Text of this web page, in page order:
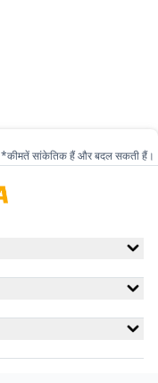
*कीमतें सांकेतिक हैं और बदल सकती हैं।